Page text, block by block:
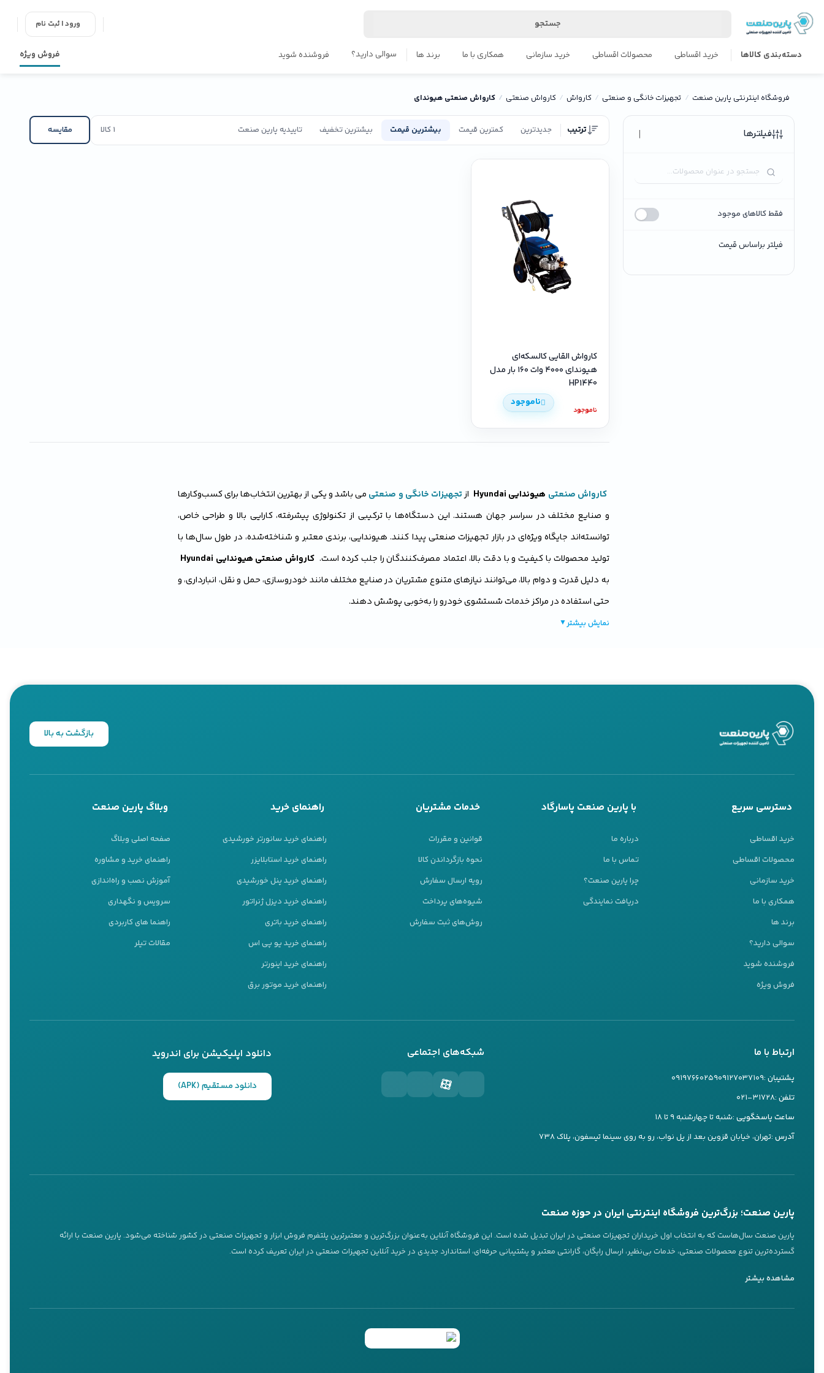
جستجو ورود | ثبت نام
دسته‌بندی کالاها خرید اقساطی محصولات اقساطی خرید سازمانی همکاری با ما برند ها سوالی دارید؟ فروشنده شوید فروش ویژه
فروشگاه اینترنتی پارین صنعت تجهیزات خانگی و صنعتی کارواش کارواش صنعتی کارواش صنعتی هیوندای
فیلترها |
فقط کالاهای موجود
فیلتر براساس قیمت
ترتیب جدیدترین کمترین قیمت بیشترین قیمت بیشترین تخفیف تاییدیه پارین صنعت 1 کالا مقایسه
کارواش القایی کالسکه‌ای
هیوندای ۴۰۰۰ وات ۱۶۰ بار مدل
HP1440
ناموجود
ناموجود
کارواش صنعتی هیوندایی Hyundai ازتجهیزات خانگی و صنعتی می باشد و یکی از بهترین انتخاب‌ها برای کسب‌وکارها
و صنایع مختلف در سراسر جهان هستند. این دستگاه‌ها با ترکیبی از تکنولوژی پیشرفته، کارایی بالا و طراحی خاص،
توانسته‌اند جایگاه ویژه‌ای در بازار تجهیزات صنعتی پیدا کنند. هیوندایی، برندی معتبر و شناخته‌شده، در طول سال‌ها با
تولید محصولات با کیفیت و با دقت بالا، اعتماد مصرف‌کنندگان را جلب کرده است. کارواش صنعتی هیوندایی Hyundai
به دلیل قدرت و دوام بالا، می‌توانند نیازهای متنوع مشتریان در صنایع مختلف مانند خودروسازی، حمل و نقل، انبارداری، و
حتی استفاده در مراکز خدمات شستشوی خودرو را به‌خوبی پوشش دهند.
چرا کارواش صنعتی هیوندایی Hyundai بهترین انتخاب است؟
با ارائه ویژگی‌های منحصر به فرد و کارآمد، به عنوان یکی از بهترین انتخاب‌ها در بازار
عملکرد قدرتمند:
این دستگاه‌ها به طور ویژه برای شستشوی سطوح بزرگ و سخت طراحی شده‌اند و قادرند فشار
صرفه‌جویی در مصرف انرژی:یکی از مزایای عمدهکارواش‌های صنعتی هیوندایی Hyundai
، طراحی بهینه آن‌ها
برای مصرف کم انرژی است. این ویژگی به صاحبان کسب‌وکار کمک می‌کند تا هزینه‌های انرژی خود را کاهش دهند و
به حفظ محیط زیست نیز کمک کنند.
نمایش بیشتر▼
بازگشت به بالا
دسترسی سریع
خرید اقساطی
محصولات اقساطی
خرید سازمانی
همکاری با ما
برند ها
سوالی دارید؟
فروشنده شوید
فروش ویژه
با پارین صنعت پاسارگاد
درباره ما
تماس با ما
چرا پارین صنعت؟
دریافت نمایندگی
خدمات مشتریان
قوانین و مقررات
نحوه بازگرداندن کالا
رویه ارسال سفارش
شیوه‌های پرداخت
روش‌های ثبت سفارش
راهنمای خرید
راهنمای خرید سانورتر خورشیدی
راهنمای خرید استابلایزر
راهنمای خرید پنل خورشیدی
راهنمای خرید دیزل ژنراتور
راهنمای خرید باتری
راهنمای خرید یو پی اس
راهنمای خرید اینورتر
راهنمای خرید موتور برق
وبلاگ پارین صنعت
صفحه اصلی وبلاگ
راهنمای خرید و مشاوره
آموزش نصب و راه‌اندازی
سرویس و نگهداری
راهنما های کاربردی
مقالات تیلر
ارتباط با ما
پشتیبان :۰۹۱۲۷۰۳۷۱۰۹۰۹۱۹۷۶۶۰۲۵۹
تلفن :۰۲۱-۳۱۷۲۸
ساعت پاسخگویی :شنبه تا چهارشنبه ۹ تا ۱۸
آدرس :تهران، خیابان قزوین بعد از پل نواب، رو به روی سینما تیسفون، پلاک ۷۳۸
شبکه‌های اجتماعی دانلود اپلیکیشن برای اندروید
دانلود مستقیم (APK)
پارین صنعت؛ بزرگ‌ترین فروشگاه اینترنتی ایران در حوزه صنعت
پارین صنعت سال‌هاست که به انتخاب اول خریداران تجهیزات صنعتی در ایران تبدیل شده است. این فروشگاه آنلاین به‌عنوان بزرگ‌ترین و معتبرترین پلتفرم فروش ابزار و تجهیزات صنعتی در کشور شناخته می‌شود. پارین صنعت با ارائه
گسترده‌ترین تنوع محصولات صنعتی، خدمات بی‌نظیر، ارسال رایگان، گارانتی معتبر و پشتیبانی حرفه‌ای، استاندارد جدیدی در خرید آنلاین تجهیزات صنعتی در ایران تعریف کرده است.
ویژگی‌های برجسته پارین صنعت
مشاهده بیشتر
پشتیبانی 24 ساعته
ما اینجا هستیم تا به شما کمک کنیم
تیم پشتیبانی ما آماده پاسخگویی به سوالات شماست
کارشناس ۱
تماس تلفنی بله
کارشناس ۲
تماس تلفنی
09197660249
تماس تلفنی در ساعات کاری
کانال بله